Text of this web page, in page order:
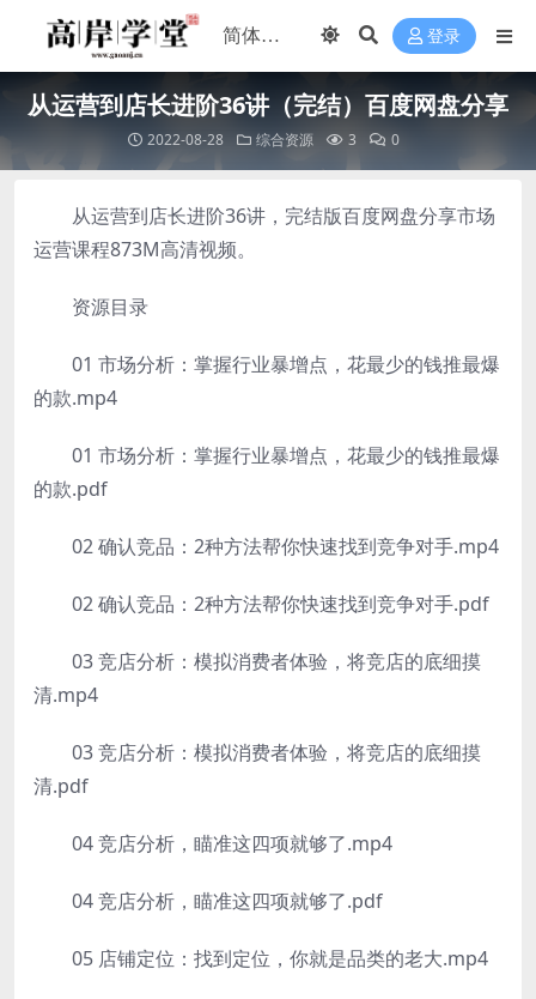
登录
从运营到店长进阶36讲（完结）百度网盘分享
2022-08-28 综合资源 3 0
从运营到店长进阶36讲，完结版百度网盘分享市场
运营课程873M高清视频。
资源目录
01 市场分析：掌握行业暴增点，花最少的钱推最爆
的款.mp4
01 市场分析：掌握行业暴增点，花最少的钱推最爆
的款.pdf
02 确认竞品：2种方法帮你快速找到竞争对手.mp4
02 确认竞品：2种方法帮你快速找到竞争对手.pdf
03 竞店分析：模拟消费者体验，将竞店的底细摸
清.mp4
03 竞店分析：模拟消费者体验，将竞店的底细摸
清.pdf
04 竞店分析，瞄准这四项就够了.mp4
04 竞店分析，瞄准这四项就够了.pdf
05 店铺定位：找到定位，你就是品类的老大.mp4